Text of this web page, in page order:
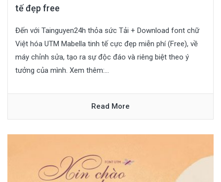
tế đẹp free
Đến với Tainguyen24h thỏa sức Tải + Download font chữ
Việt hóa UTM Mabella tinh tế cực đẹp miễn phí (Free), về
máy chỉnh sửa, tạo ra sự độc đáo và riêng biệt theo ý
tưởng của mình. Xem thêm:...
Read More